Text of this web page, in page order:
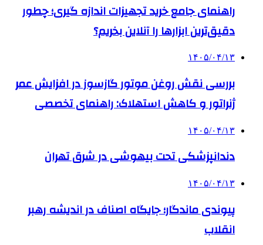
راهنمای جامع خرید تجهیزات اندازه گیری؛ چطور
دقیق‌ترین ابزارها را آنلاین بخریم؟
۱۴۰۵/۰۴/۱۳
بررسی نقش روغن موتور گازسوز در افزایش عمر
ژنراتور و کاهش استهلاک: راهنمای تخصصی
۱۴۰۵/۰۴/۱۳
دندانپزشکی تحت بیهوشی در شرق تهران
۱۴۰۵/۰۴/۱۳
پیوندی ماندگار؛ جایگاه اصناف در اندیشه رهبر
انقلاب